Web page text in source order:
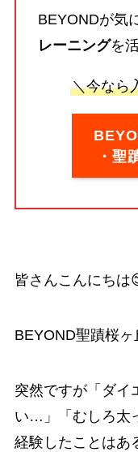
BEYONDが気
レーニングを
＼今なら
・聖
皆さんこんにちは
BEYOND聖蹟桜ヶ
突然ですが「ダイ
い…」「むしろ太
経験したことはあ